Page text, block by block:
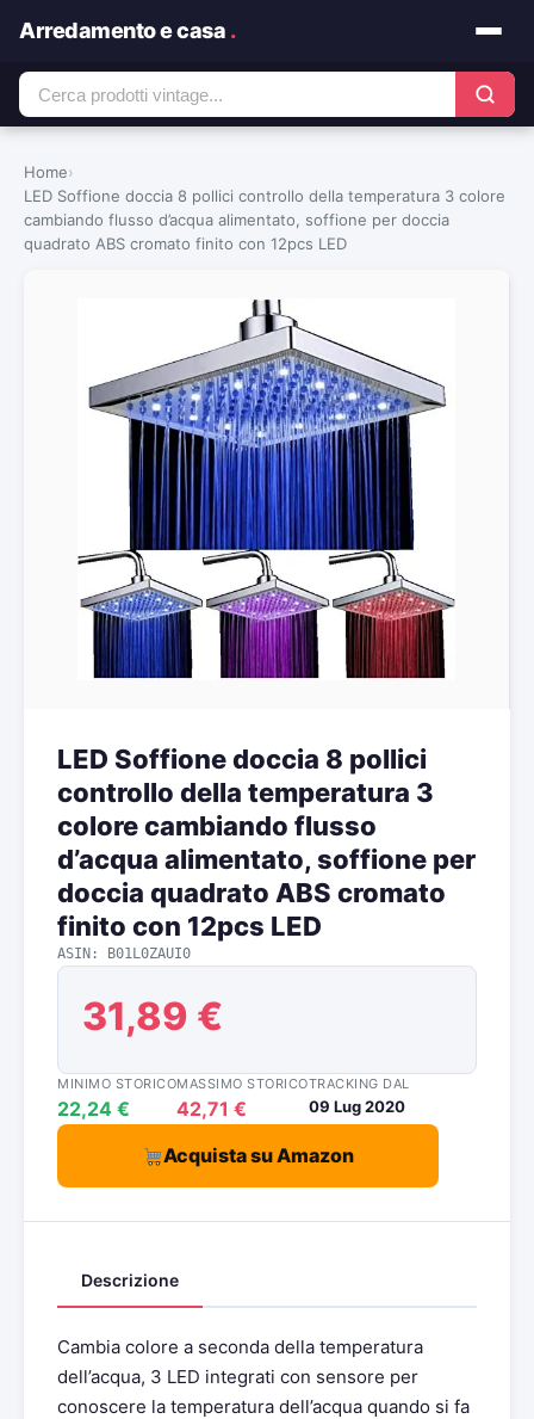
Arredamento e casa .
Home›
LED Soffione doccia 8 pollici controllo della temperatura 3 colore
cambiando flusso d’acqua alimentato, soffione per doccia
quadrato ABS cromato finito con 12pcs LED
LED Soffione doccia 8 pollici
controllo della temperatura 3
colore cambiando flusso
d’acqua alimentato, soffione per
doccia quadrato ABS cromato
finito con 12pcs LED
ASIN: B01L0ZAUI0
31,89 €
MINIMO STORICO
22,24 €
MASSIMO STORICO
42,71 €
TRACKING DAL
09 Lug 2020
Acquista su Amazon
Descrizione
Cambia colore a seconda della temperatura
dell’acqua, 3 LED integrati con sensore per
conoscere la temperatura dell’acqua quando si fa